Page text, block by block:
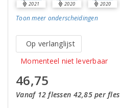
2021 2020 2020
Toon meer onderscheidingen
Op verlanglijst
Momenteel niet leverbaar
46,75
Vanaf 12 flessen 42,85 per fles